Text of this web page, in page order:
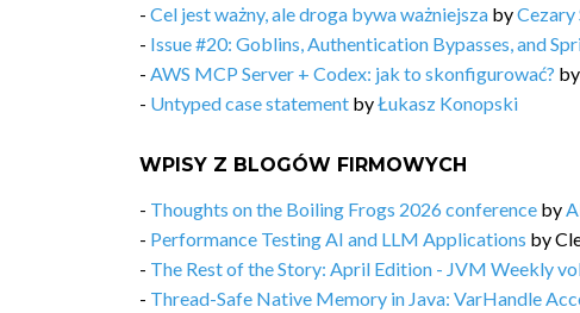
- Cel jest ważny, ale droga bywa ważniejsza byCezary
- Issue #20: Goblins, Authentication Bypasses, and
- AWS MCP Server + Codex: jak to skonfigurować? by
- Untyped case statement byŁukasz Konopski
WPISY Z BLOGÓW FIRMOWYCH
- Thoughts on the Boiling Frogs 2026 conference by
- Performance Testing AI and LLM Applications by
- The Rest of the Story: April Edition - JVM Weekly
- Thread-Safe Native Memory in Java: VarHandle